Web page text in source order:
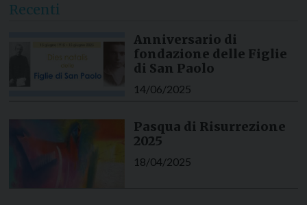
Recenti
Anniversario di
fondazione delle Figlie
di San Paolo
14/06/2025
Pasqua di Risurrezione
2025
18/04/2025